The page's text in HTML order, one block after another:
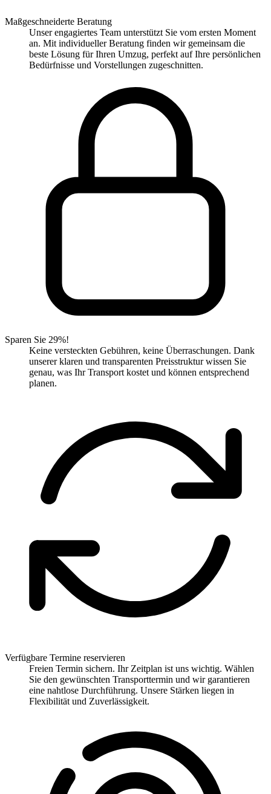
Maßgeschneiderte Beratung
Unser engagiertes Team unterstützt Sie vom ersten Moment
an. Mit individueller Beratung finden wir gemeinsam die
beste Lösung für Ihren Umzug, perfekt auf Ihre persönlichen
Bedürfnisse und Vorstellungen zugeschnitten.
Sparen Sie 29%!
Keine versteckten Gebühren, keine Überraschungen. Dank
unserer klaren und transparenten Preisstruktur wissen Sie
genau, was Ihr Transport kostet und können entsprechend
planen.
Verfügbare Termine reservieren
Freien Termin sichern. Ihr Zeitplan ist uns wichtig. Wählen
Sie den gewünschten Transporttermin und wir garantieren
eine nahtlose Durchführung. Unsere Stärken liegen in
Flexibilität und Zuverlässigkeit.